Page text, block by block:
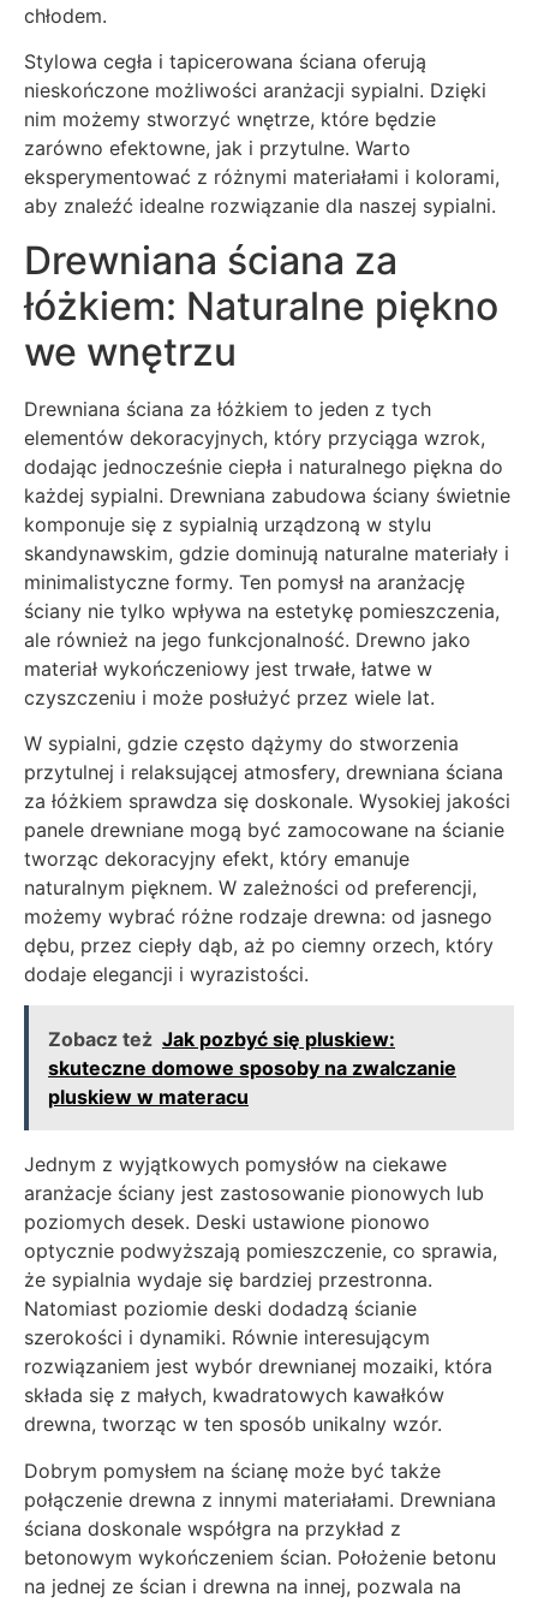
chłodem.
Stylowa cegła i tapicerowana ściana oferują
nieskończone możliwości aranżacji sypialni. Dzięki
nim możemy stworzyć wnętrze, które będzie
zarówno efektowne, jak i przytulne. Warto
eksperymentować z różnymi materiałami i kolorami,
aby znaleźć idealne rozwiązanie dla naszej sypialni.
Drewniana ściana za
łóżkiem: Naturalne piękno
we wnętrzu
Drewniana ściana za łóżkiem to jeden z tych
elementów dekoracyjnych, który przyciąga wzrok,
dodając jednocześnie ciepła i naturalnego piękna do
każdej sypialni. Drewniana zabudowa ściany świetnie
komponuje się z sypialnią urządzoną w stylu
skandynawskim, gdzie dominują naturalne materiały i
minimalistyczne formy. Ten pomysł na aranżację
ściany nie tylko wpływa na estetykę pomieszczenia,
ale również na jego funkcjonalność. Drewno jako
materiał wykończeniowy jest trwałe, łatwe w
czyszczeniu i może posłużyć przez wiele lat.
W sypialni, gdzie często dążymy do stworzenia
przytulnej i relaksującej atmosfery, drewniana ściana
za łóżkiem sprawdza się doskonale. Wysokiej jakości
panele drewniane mogą być zamocowane na ścianie
tworząc dekoracyjny efekt, który emanuje
naturalnym pięknem. W zależności od preferencji,
możemy wybrać różne rodzaje drewna: od jasnego
dębu, przez ciepły dąb, aż po ciemny orzech, który
dodaje elegancji i wyrazistości.
Zobacz też Jak pozbyć się pluskiew:
skuteczne domowe sposoby na zwalczanie
pluskiew w materacu
Jednym z wyjątkowych pomysłów na ciekawe
aranżacje ściany jest zastosowanie pionowych lub
poziomych desek. Deski ustawione pionowo
optycznie podwyższają pomieszczenie, co sprawia,
że sypialnia wydaje się bardziej przestronna.
Natomiast poziomie deski dodadzą ścianie
szerokości i dynamiki. Równie interesującym
rozwiązaniem jest wybór drewnianej mozaiki, która
składa się z małych, kwadratowych kawałków
drewna, tworząc w ten sposób unikalny wzór.
Dobrym pomysłem na ścianę może być także
połączenie drewna z innymi materiałami. Drewniana
ściana doskonale współgra na przykład z
betonowym wykończeniem ścian. Położenie betonu
na jednej ze ścian i drewna na innej, pozwala na